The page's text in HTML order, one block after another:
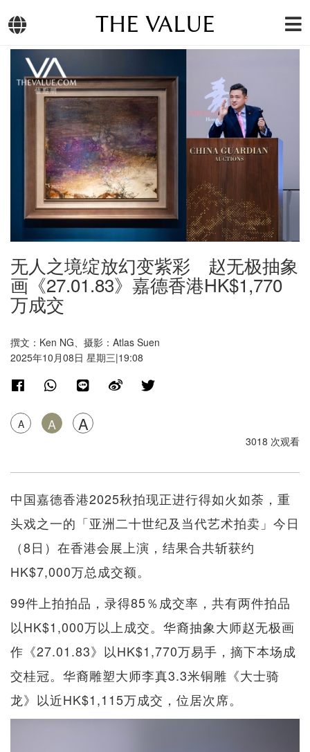
THE VALUE
无人之境绽放幻变紫彩 赵无极抽象
画《27.01.83》嘉德香港HK$1,770
万成交
撰文：Ken NG、摄影：Atlas Suen
2025年10月08日 星期三|19:08
A A A
3018 次观看
中国嘉德香港2025秋拍现正进行得如火如荼，重
头戏之一的「亚洲二十世纪及当代艺术拍卖」今日
（8日）在香港会展上演，结果合共斩获约
HK$7,000万总成交额。
99件上拍拍品，录得85％成交率，共有两件拍品
以HK$1,000万以上成交。华裔抽象大师赵无极画
作《27.01.83》以HK$1,770万易手，摘下本场成
交桂冠。华裔雕塑大师李真3.3米铜雕《大士骑
龙》以近HK$1,115万成交，位居次席。